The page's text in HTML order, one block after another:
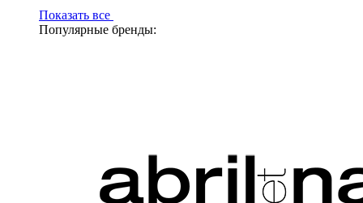
Показать все
Популярные бренды: